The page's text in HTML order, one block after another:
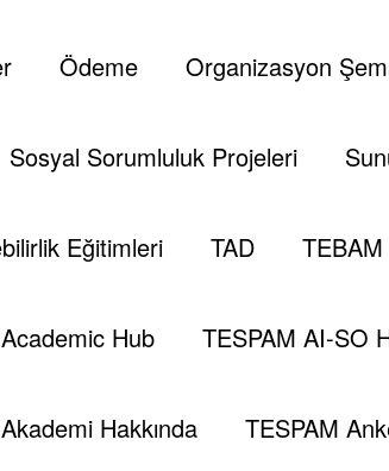
Ödeme Organizasyon
Sosyal Sorumluluk Projeleri
Eğitimleri TAD TEBAM
Hub TESPAM AI-SO
Hakkında TESPAM